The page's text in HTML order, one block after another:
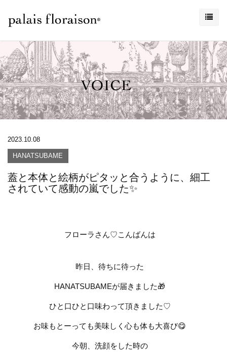
2023.10.08
HANATSUBAME
蓋と本体と絵柄がピタッと合うように、細工
されていて感動の嵐でした✨
フローラさん♡こんばんは
昨日、待ちに待った
HANATSUBAMEが届きました🎁
ひと口ひと口味わって頂きました♡
お味もとーっても美味しく心も体も大喜び😋
今朝、洗顔をした時の